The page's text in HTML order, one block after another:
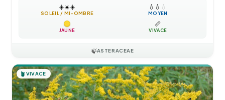
☀️☀️☀️
SOLEIL / MI-OMBRE
💧 💧 💧
MOYEN
JAUNE
📏
VIVACE
🍃ASTERACEAE
🪴 VIVACE